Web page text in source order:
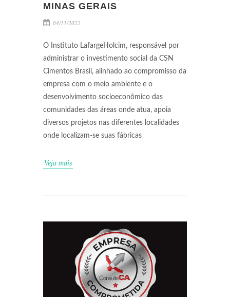
MINAS GERAIS
04/11/2022
O Instituto LafargeHolcim, responsável por
administrar o investimento social da CSN
Cimentos Brasil, alinhado ao compromisso da
empresa com o meio ambiente e o
desenvolvimento socioeconômico das
comunidades das áreas onde atua, apoia
diversos projetos nas diferentes localidades
onde localizam-se suas fábricas
Veja mais